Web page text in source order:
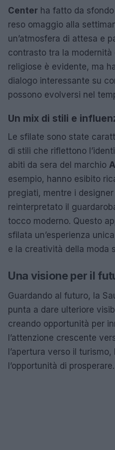
Center ha fatto da
reso omaggio alla
un’atmosfera di attesa e
contrasto tra la
religiose è evidente, ma
dialogo interessante su
possono evolversi nel
Un mix di stili e
Le sfilate sono state
di stili che riflettono
abiti da sera del marchio
esempio, hanno esibito
pregiati, mentre i
reinterpretato il
tocco moderno. Questo
sfilata un’esperienza
e la creatività della moda
Una visione per il
Guardando al futuro, la
punta a dare ulteriore
creando opportunità per
l’attenzione crescente
l’apertura verso il
l’opportunità di prosperare.